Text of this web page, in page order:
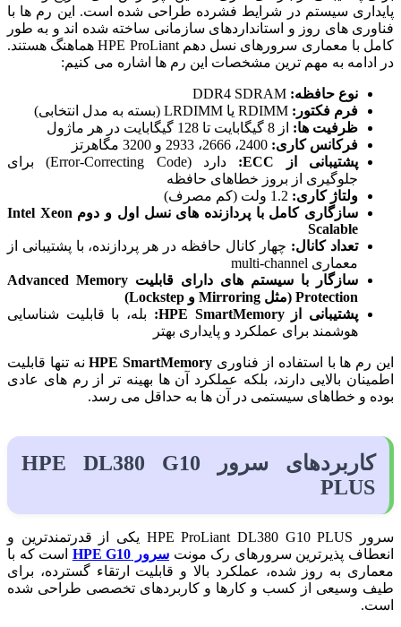
پایداری سیستم در شرایط فشرده طراحی شده است. این رم ها با
فناوری های روز و استانداردهای سازمانی ساخته شده اند و به طور
کامل با معماری سرورهای نسل دهم HPE ProLiant هماهنگ هستند.
در ادامه به مهم ترین مشخصات این رم ها اشاره می کنیم:
نوع حافظه:
فرم فکتور:
ظرفیت ها: از 8 گیگابایت تا 128 گیگابایت در هر ماژول
فرکانس کاری:
پشتیبانی از ECC:
دارد (Error-Correcting Code) برای
جلوگیری از بروز خطاهای حافظه
ولتاژ کاری:
سازگاری کامل با پردازنده های نسل اول و دوم Intel Xeon
Scalable
تعداد کانال: چهار کانال حافظه در هر پردازنده، با پشتیبانی از
معماری multi-channel
سازگار با سیستم های دارای قابلیت Advanced Memory
Protection (مثل Mirroring و Lockstep)
پشتیبانی از HPE SmartMemory:
بله، با قابلیت شناسایی
هوشمند برای عملکرد و پایداری بهتر
این رم ها با استفاده از فناوری HPE SmartMemoryنه تنها قابلیت
اطمینان بالایی دارند، بلکه عملکرد آن ها بهینه تر از رم های عادی
بوده و خطاهای سیستمی در آن ها به حداقل می رسد.
کاربردهای سرور HPE DL380 G10
PLUS
سرور HPE ProLiant DL380 G10 PLUS یکی از قدرتمندترین و
انعطاف پذیرترین سرورهای رک مونت سرور HPE G10
است که با
معماری به روز شده، عملکرد بالا و قابلیت ارتقاء گسترده، برای
طیف وسیعی از کسب و کارها و کاربردهای تخصصی طراحی شده
است.